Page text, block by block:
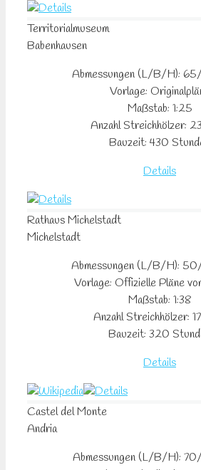
Territorialmuseum
Babenhausen
Abmessungen (L/B/H):
Vorlage:
Maßstab: 1:25
Anzahl Streichhölzer:
Bauzeit: 430
Details
RathausMichelstadt
Michelstadt
Abmessungen (L/B/H):
Vorlage: Offizielle Pläne
Maßstab: 1:38
Anzahl Streichhölzer:
Bauzeit: 320
Details
Castel del Monte
Andria
Abmessungen (L/B/H):